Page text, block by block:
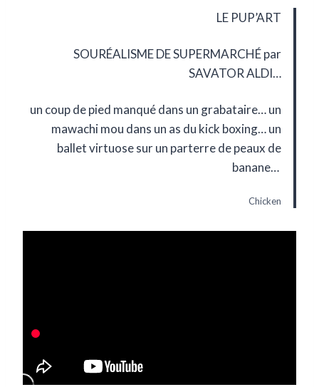
LE PUP’ART
SOURÉALISME DE SUPERMARCHÉ par
SAVATOR ALDI…
un coup de pied manqué dans un grabataire… un
mawachi mou dans un as du kick boxing… un
ballet virtuose sur un parterre de peaux de
banane…
Chicken